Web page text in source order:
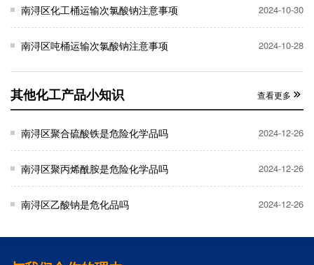
南浔区化工桶运输次氯酸钠注意事项 2024-10-30
南浔区吨桶运输次氯酸钠注意事项 2024-10-28
其他化工产品小知识 查看更多
南浔区聚合硫酸铁是危险化学品吗 2024-12-26
南浔区聚丙烯酰胺是危险化学品吗 2024-12-26
南浔区乙酸钠是危化品吗 2024-12-26